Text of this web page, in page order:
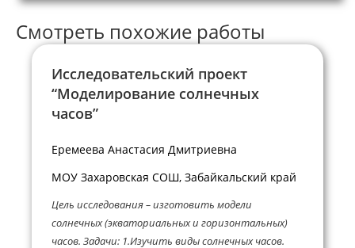
Смотреть похожие работы
Исследовательский проект
“Моделирование солнечных
часов”
Еремеева Анастасия Дмитриевна
МОУ Захаровская СОШ, Забайкальский край
Цель исследования – изготовить модели
солнечных (экваториальных и горизонтальных)
часов. Задачи: 1.Изучить виды солнечных часов.